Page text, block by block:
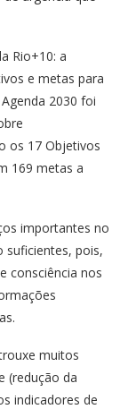
Rio+10: a
e metas para
2030 foi
os 17 Objetivos
169 metas a
importantes no
suficientes, pois,
consciência nos
muitos
(redução da
indicadores de